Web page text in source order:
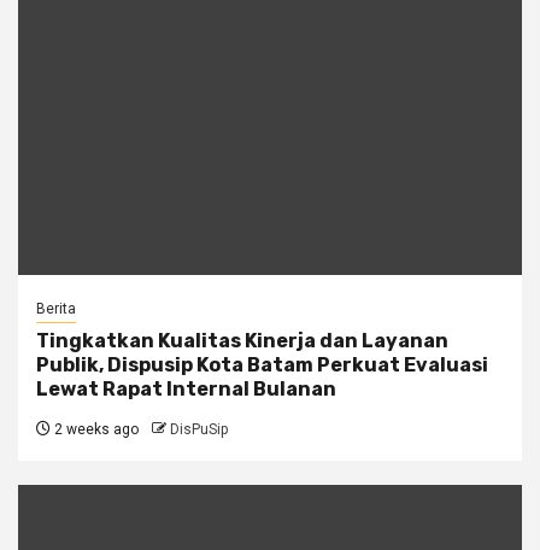
Berita
Tingkatkan Kualitas Kinerja dan Layanan
Publik, Dispusip Kota Batam Perkuat Evaluasi
Lewat Rapat Internal Bulanan
2 weeks ago DisPuSip